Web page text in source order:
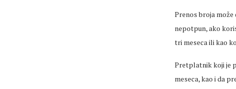
Prenos broja
nepotpun, ako
tri meseca ili kao
Pretplatnik koji je
meseca, kao i da